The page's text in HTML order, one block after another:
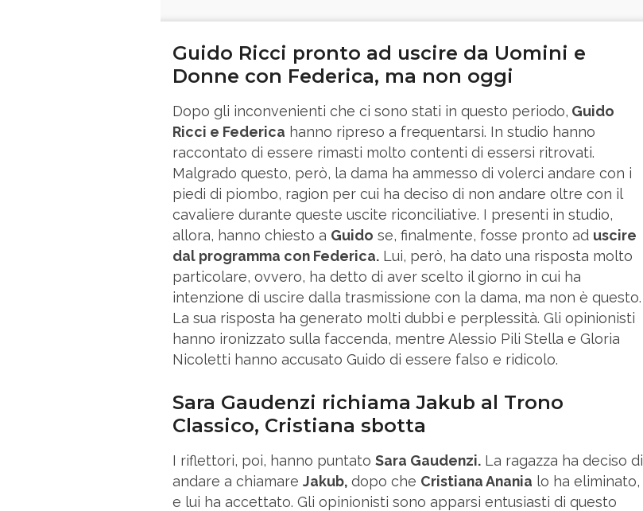
Guido Ricci pronto ad uscire da Uomini e
Donne con Federica, ma non oggi
Dopo gli inconvenienti che ci sono stati in questo periodo, Guido
Ricci e Federica hanno ripreso a frequentarsi. In studio hanno
raccontato di essere rimasti molto contenti di essersi ritrovati.
Malgrado questo, però, la dama ha ammesso di volerci andare con i
piedi di piombo, ragion per cui ha deciso di non andare oltre con il
cavaliere durante queste uscite riconciliative. I presenti in studio,
allora, hanno chiesto a Guido se, finalmente, fosse pronto ad uscire
dal programma con Federica. Lui, però, ha dato una risposta molto
particolare, ovvero, ha detto di aver scelto il giorno in cui ha
intenzione di uscire dalla trasmissione con la dama, ma non è questo.
La sua risposta ha generato molti dubbi e perplessità. Gli opinionisti
hanno ironizzato sulla faccenda, mentre Alessio Pili Stella e Gloria
Nicoletti hanno accusato Guido di essere falso e ridicolo.
Sara Gaudenzi richiama Jakub al Trono
Classico, Cristiana sbotta
I riflettori, poi, hanno puntato Sara Gaudenzi. La ragazza ha deciso di
andare a chiamare Jakub, dopo che Cristiana Anania lo ha eliminato,
e lui ha accettato. Gli opinionisti sono apparsi entusiasti di questo